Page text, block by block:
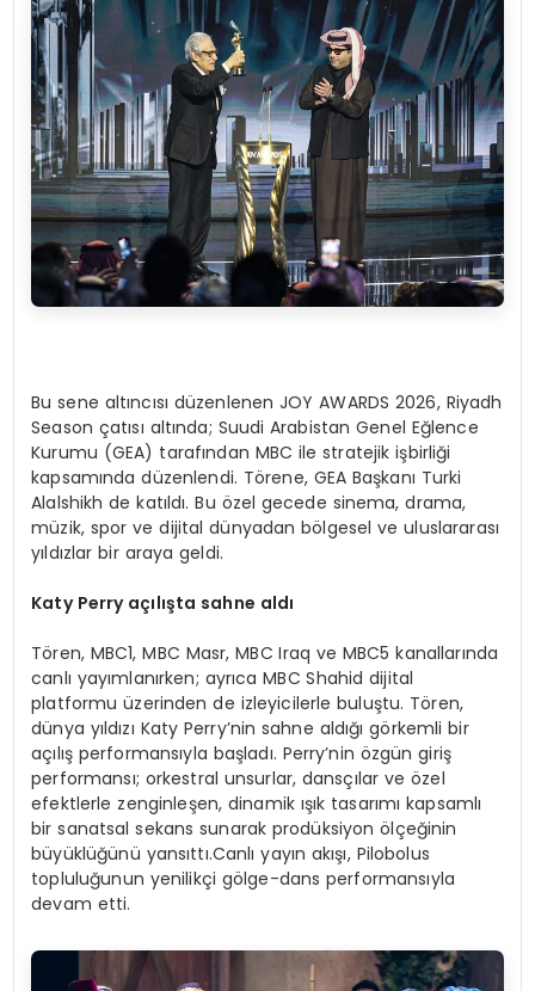
Bu sene altıncısı düzenlenen JOY AWARDS 2026, Riyadh
Season çatısı altında; Suudi Arabistan Genel Eğlence
Kurumu (GEA) tarafından MBC ile stratejik işbirliği
kapsamında düzenlendi. Törene, GEA Başkanı Turki
Alalshikh de katıldı. Bu özel gecede sinema, drama,
müzik, spor ve dijital dünyadan bölgesel ve uluslararası
yıldızlar bir araya geldi.
Katy Perry açılışta sahne aldı
Tören, MBC1, MBC Masr, MBC Iraq ve MBC5 kanallarında
canlı yayımlanırken; ayrıca MBC Shahid dijital
platformu üzerinden de izleyicilerle buluştu. Tören,
dünya yıldızı Katy Perry’nin sahne aldığı görkemli bir
açılış performansıyla başladı. Perry’nin özgün giriş
performansı; orkestral unsurlar, dansçılar ve özel
efektlerle zenginleşen, dinamik ışık tasarımı kapsamlı
bir sanatsal sekans sunarak prodüksiyon ölçeğinin
büyüklüğünü yansıttı.Canlı yayın akışı, Pilobolus
topluluğunun yenilikçi gölge-dans performansıyla
devam etti.